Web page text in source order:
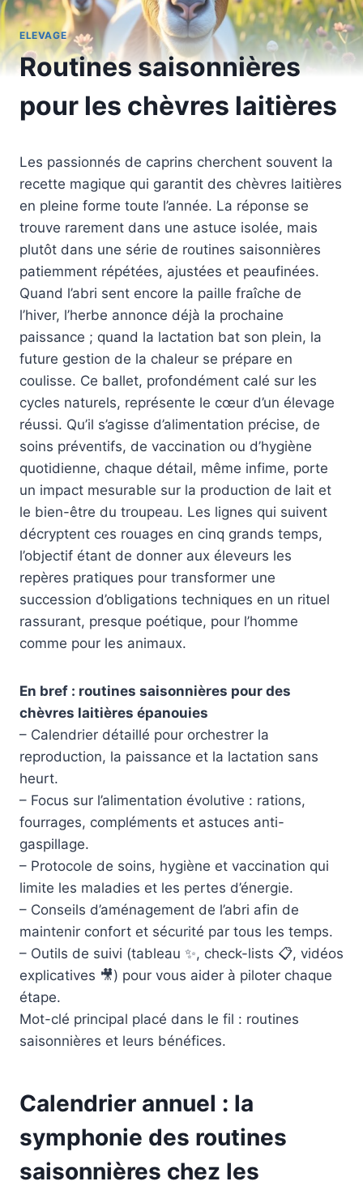
ELEVAGE
Routines saisonnières
pour les chèvres laitières
Les passionnés de caprins cherchent souvent la
recette magique qui garantit des chèvres laitières
en pleine forme toute l’année. La réponse se
trouve rarement dans une astuce isolée, mais
plutôt dans une série de routines saisonnières
patiemment répétées, ajustées et peaufinées.
Quand l’abri sent encore la paille fraîche de
l’hiver, l’herbe annonce déjà la prochaine
paissance ; quand la lactation bat son plein, la
future gestion de la chaleur se prépare en
coulisse. Ce ballet, profondément calé sur les
cycles naturels, représente le cœur d’un élevage
réussi. Qu’il s’agisse d’alimentation précise, de
soins préventifs, de vaccination ou d’hygiène
quotidienne, chaque détail, même infime, porte
un impact mesurable sur la production de lait et
le bien-être du troupeau. Les lignes qui suivent
décryptent ces rouages en cinq grands temps,
l’objectif étant de donner aux éleveurs les
repères pratiques pour transformer une
succession d’obligations techniques en un rituel
rassurant, presque poétique, pour l’homme
comme pour les animaux.
En bref : routines saisonnières pour des
chèvres laitières épanouies
– Calendrier détaillé pour orchestrer la
reproduction, la paissance et la lactation sans
heurt.
– Focus sur l’alimentation évolutive : rations,
fourrages, compléments et astuces anti-
gaspillage.
– Protocole de soins, hygiène et vaccination qui
limite les maladies et les pertes d’énergie.
– Conseils d’aménagement de l’abri afin de
maintenir confort et sécurité par tous les temps.
– Outils de suivi (tableau ✨, check-lists 📋, vidéos
explicatives 🎥) pour vous aider à piloter chaque
étape.
Mot-clé principal placé dans le fil : routines
saisonnières et leurs bénéfices.
Calendrier annuel : la
symphonie des routines
saisonnières chez les